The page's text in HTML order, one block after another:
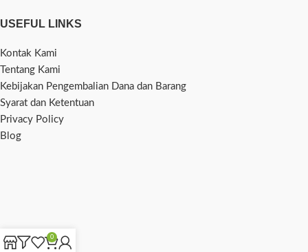
USEFUL LINKS
Kontak Kami
Tentang Kami
Kebijakan Pengembalian Dana dan Barang
Syarat dan Ketentuan
Privacy Policy
Blog
0